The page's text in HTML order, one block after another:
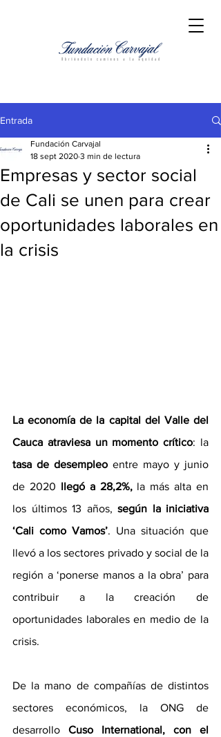
Entrada
Empresas y sector social
de Cali se unen para crear
oportunidades laborales en
la crisis
Fundación Carvajal
18 sept 2020 3 min de lectura
La economía de la capital del Valle del
Cauca atraviesa un momento crítico
tasa de desempleo entre mayo y junio
de 2020 llegó a 28,2%, la más alta en
los últimos 13 años, según la iniciativa
‘Cali como Vamos’. Una situación que
llevó a los sectores privado y social de la
región a ‘ponerse manos a la obra’ para
contribuir a la creación de
oportunidades laborales en medio de la
crisis.
De la mano de compañías de distintos
sectores económicos, la ONG de
desarrollo Cuso International, con el